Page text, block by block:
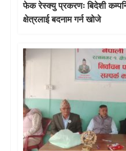
फेक रेस्क्यु प्रकरणः बिदेशी
क्षेत्रलाई बदनाम गर्न खोजे